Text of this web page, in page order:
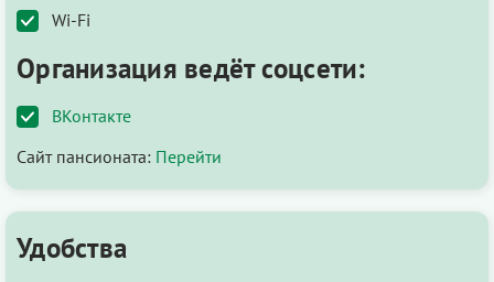
Wi-Fi
Организация ведёт соцсети:
ВКонтакте
Сайт пансионата: Перейти
Удобства